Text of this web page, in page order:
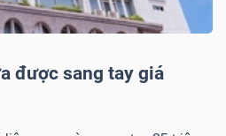
được sang tay giá